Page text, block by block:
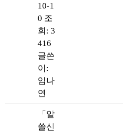
10-1
0 조
회: 3
416
글쓴
이:
임나
연
「알
쓸신